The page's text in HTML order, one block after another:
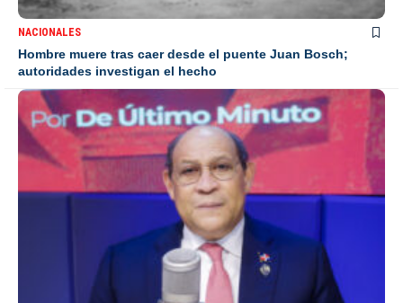
NACIONALES
Hombre muere tras caer desde el puente Juan Bosch;
autoridades investigan el hecho